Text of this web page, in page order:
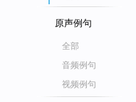
原声例句
全部
音频例句
视频例句